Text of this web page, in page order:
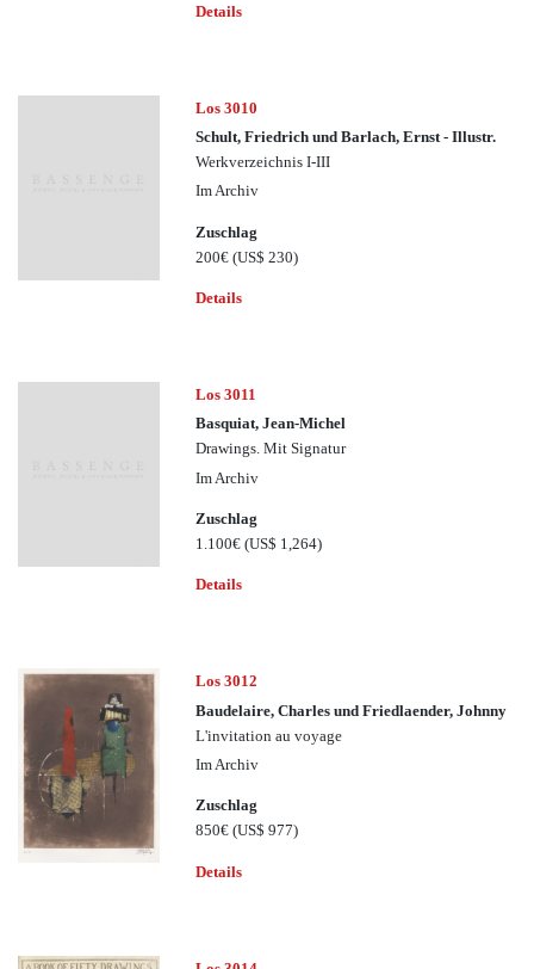
Details
Los 3010
Schult, Friedrich und Barlach, Ernst - Illustr.
Werkverzeichnis I-III
Im Archiv
Zuschlag
200€(US$ 230)
Details
Los 3011
Basquiat, Jean-Michel
Drawings. Mit Signatur
Im Archiv
Zuschlag
1.100€(US$ 1,264)
Details
Los 3012
Baudelaire, Charles und Friedlaender, Johnny
L'invitation au voyage
Im Archiv
Zuschlag
850€(US$ 977)
Details